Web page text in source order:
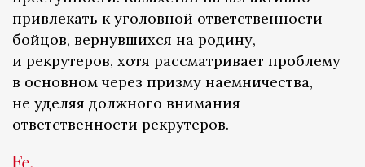
привлекать к уголовной ответственности
бойцов, вернувшихся на родину,
и рекрутеров, хотя рассматривает проблему
в основном через призму наемничества,
не уделяя должного внимания
ответственности рекрутеров.